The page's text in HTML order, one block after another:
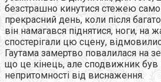
безстрашно кинутися стежею
прекрасний день, коли після
він намагався піднятися, ноги, на
спостерігали цю сцену,
Гаутама замертво повалилася на
що це кінець, але сподвижник був
непритомності від виснаження.